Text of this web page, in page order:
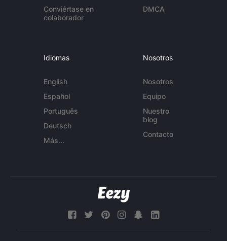
Conviértase en
colaborador
DMCA
Idiomas
English
Español
Português
Deutsch
Más...
Nosotros
Nosotros
Equipo
Nuestro
blog
Contacto